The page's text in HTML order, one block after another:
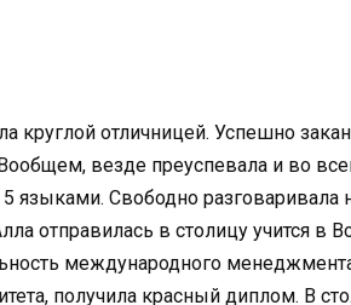
круглой отличницей. Успешно
везде преуспевала и во
языками. Свободно
отправилась в столицу учится в
международного
получила красный диплом. В